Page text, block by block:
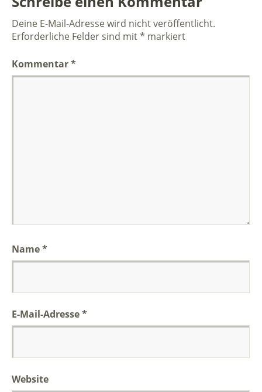
Deine E-Mail-Adresse wird nicht veröffentlicht.
Erforderliche Felder sind mit* markiert
Kommentar*
Name*
E-Mail-Adresse*
Website